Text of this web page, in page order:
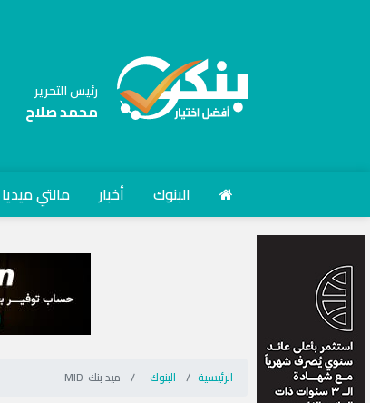
رئيس التحرير
محمد صلاح
البنوك أخبار مالتي ميديا
الرئيسية البنوك ميد بنك-MID